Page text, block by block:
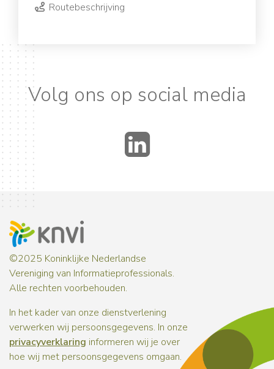
Routebeschrijving
Volg ons op social media
©2025 Koninklijke Nederlandse
Vereniging van Informatieprofessionals.
Alle rechten voorbehouden.
In het kader van onze dienstverlening
verwerken wij persoonsgegevens. In onze
privacyverklaring informeren wij je over
hoe wij met persoonsgegevens omgaan.